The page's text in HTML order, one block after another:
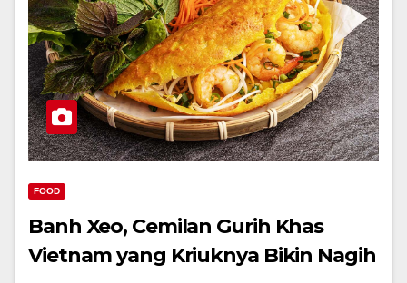
FOOD
Banh Xeo, Cemilan Gurih Khas
Vietnam yang Kriuknya Bikin Nagih